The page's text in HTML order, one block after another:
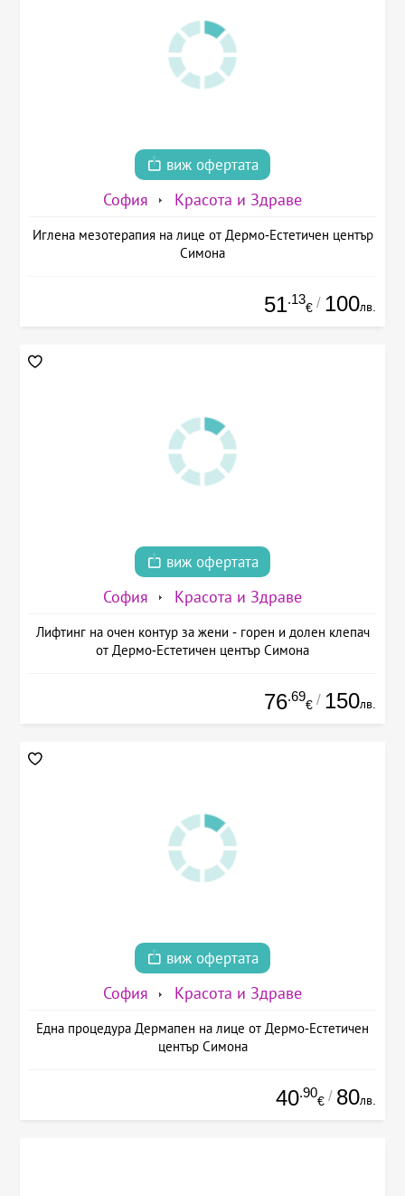
виж офертата
София Красота и Здраве
Иглена мезотерапия на лице от Дермо-Естетичен център
Симона
51.13
€ / 100лв.
виж офертата
София Красота и Здраве
Лифтинг на очен контур за жени - горен и долен клепач
от Дермо-Естетичен център Симона
76.69
€ / 150лв.
виж офертата
София Красота и Здраве
Една процедура Дермапен на лице от Дермо-Естетичен
център Симона
40.90
€ / 80лв.